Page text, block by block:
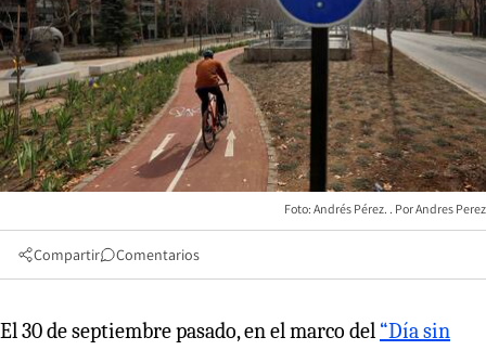
Foto: Andrés Pérez. Andres Perez
Compartir Comentarios
El 30 de septiembre pasado, en el marco del “Día sin